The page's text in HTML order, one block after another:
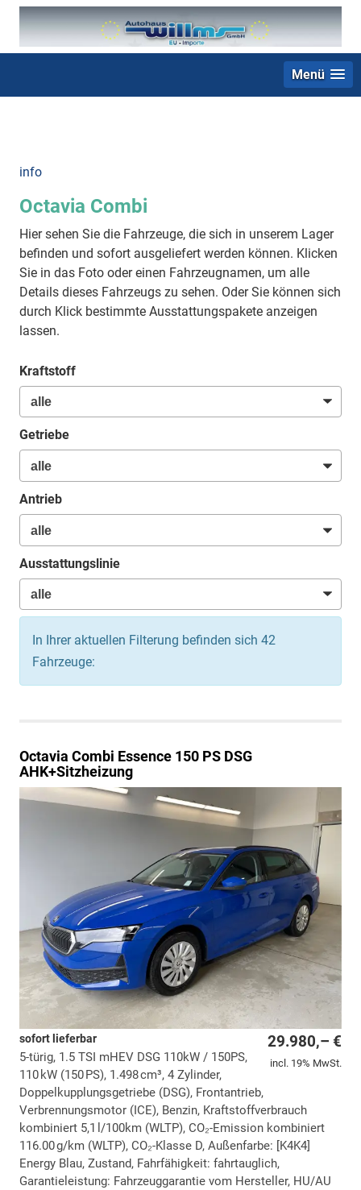
Menü
info
Octavia Combi
Hier sehen Sie die Fahrzeuge, die sich in unserem Lager
befinden und sofort ausgeliefert werden können. Klicken
Sie in das Foto oder einen Fahrzeugnamen, um alle
Details dieses Fahrzeugs zu sehen. Oder Sie können sich
durch Klick bestimmte Ausstattungspakete anzeigen
lassen.
Kraftstoff
Getriebe
Antrieb
Ausstattungslinie
In Ihrer aktuellen Filterung befinden sich 42
Fahrzeuge:
Octavia Combi Essence 150 PS DSG
AHK+Sitzheizung
29.980,– €
incl. 19% MwSt.
sofort lieferbar
5-türig, 1.5 TSI mHEV DSG 110kW / 150PS,
110 kW (150 PS), 1.498 cm³, 4 Zylinder,
Doppelkupplungsgetriebe (DSG), Frontantrieb,
Verbrennungsmotor (ICE), Benzin, Kraftstoffverbrauch
kombiniert 5,1 l/100km (WLTP), CO₂-Emission kombiniert
116.00 g/km (WLTP), CO₂-Klasse D, Außenfarbe: [K4K4]
Energy Blau, Zustand, Fahrfähigkeit: fahrtauglich,
Garantieleistung: Fahrzeuggarantie vom Hersteller, HU/AU